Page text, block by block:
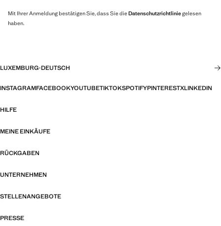
Mit Ihrer Anmeldung bestätigen Sie, dass Sie dieDatenschutzrichtliniegelesen
haben.
LUXEMBURG·DEUTSCH
INSTAGRAMFACEBOOKYOUTUBETIKTOKSPOTIFYPINTERESTXLINKEDIN
HILFE
MEINE EINKÄUFE
RÜCKGABEN
UNTERNEHMEN
STELLENANGEBOTE
PRESSE